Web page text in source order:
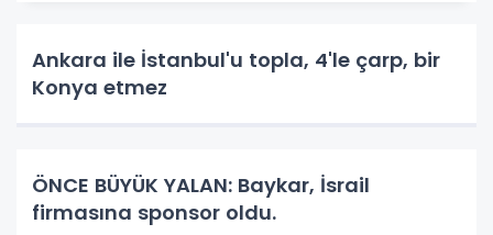
Ankara ile İstanbul'u topla, 4'le çarp, bir
Konya etmez
ÖNCE BÜYÜK YALAN: Baykar, İsrail
firmasına sponsor oldu.